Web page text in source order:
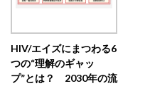
HIV/エイズにまつわる6
つの“理解のギャッ
プ”とは？ 2030年の流